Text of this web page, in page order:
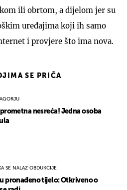
ili obrtom, a dijelom jer su
uređajima koji ih samo
i provjere što ima nova.
SE PRIČA
prometna nesreća! Jedna osoba
SE NALAZ OBDUKCIJE
pronađeno tijelo: Otkriveno o